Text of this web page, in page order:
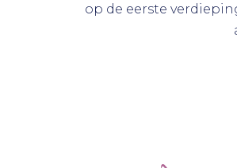
op de eerste